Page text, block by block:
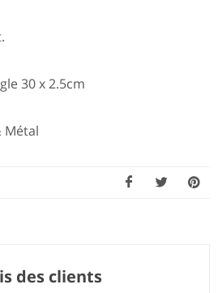
30 x 2.5cm
Métal
des clients